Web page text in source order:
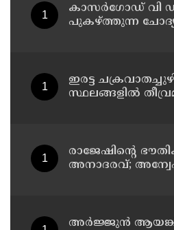
കാസർഗോഡ് വി
പുകഴ്ത്തുന്ന
ഇരട്ട ചക്രവാതച്ചുഴി;
സ്ഥലങ്ങളില്‍
രാജേഷിന്റെ
അനാദരവ്;
അർജ്ജുൻ